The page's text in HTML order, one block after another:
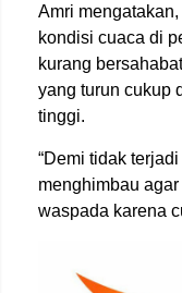
Amri
kondisi cuaca di
kurang
yang turun cukup
tinggi.
“Demi tidak
menghimbau
waspada karena